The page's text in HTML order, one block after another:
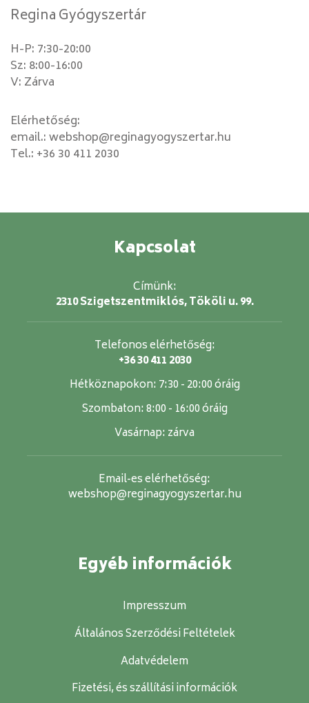
Regina Gyógyszertár
H-P: 7:30-20:00
Sz: 8:00-16:00
V: Zárva
Elérhetőség:
email.:webshop@reginagyogyszertar.hu
Tel.: +36 30 411 2030
Kapcsolat
Címünk:
2310 Szigetszentmiklós, Tököli u. 99.
Telefonos elérhetőség:
+36 30 411 2030
Hétköznapokon: 7:30 - 20:00 óráig
Szombaton:8:00 - 16:00 óráig
Vasárnap: zárva
Email-es elérhetőség:
webshop@reginagyogyszertar.hu
Egyéb információk
Impresszum
Általános Szerződési Feltételek
Adatvédelem
Fizetési, és szállítási információk